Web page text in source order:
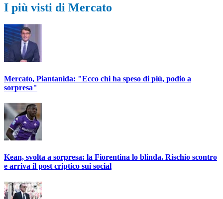
I più visti di Mercato
Mercato, Piantanida: "Ecco chi ha speso di più, podio a
sorpresa"
Kean, svolta a sorpresa: la Fiorentina lo blinda. Rischio scontro
e arriva il post criptico sui social